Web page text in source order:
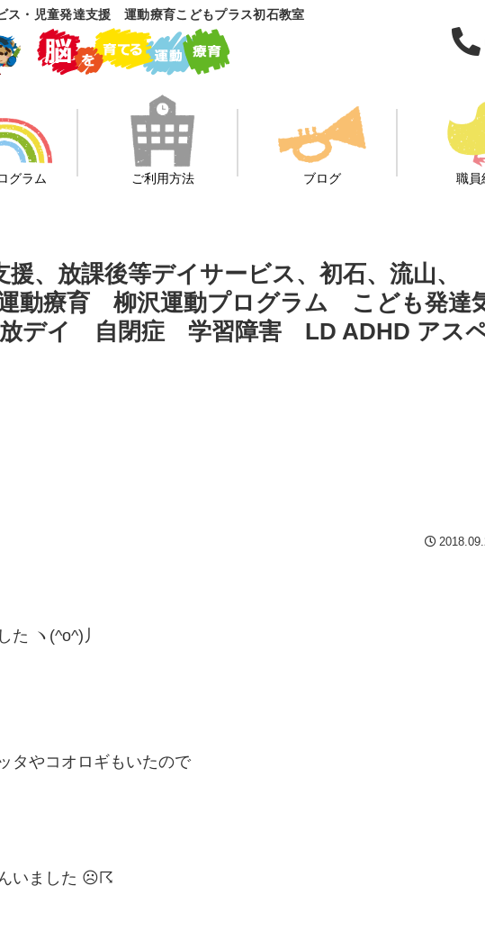
ス・児童発達支援 運動療育こどもプラス初石教室
グラム ご利用方法 ブログ 職員
、放課後等デイサービス、初石、流山、
動療育 柳沢運動プログラム こども発達
デイ 自閉症 学習障害 LD ADHD アス
た ヽ(^o^)丿
タやコオロギもいたので
いました ☹☈